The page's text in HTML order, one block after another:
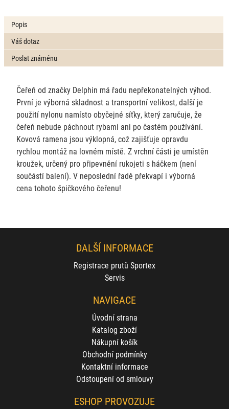
Popis
Váš dotaz
Poslat známénu
Čeřeň od značky Delphin má řadu nepřekonatelných výhod.
První je výborná skladnost a transportní velikost, další je
použití nylonu namísto obyčejné síťky, který zaručuje, že
čeřeň nebude páchnout rybami ani po častém používání.
Kovová ramena jsou výklopná, což zajišťuje opravdu
rychlou montáž na lovném místě. Z vrchní části je umístěn
kroužek, určený pro připevnění rukojeti s háčkem (není
součástí balení). V neposlední řadě překvapí i výborná
cena tohoto špičkového čeřenu!
DALŠÍ INFORMACE
Registrace prutů Sportex
Servis
NAVIGACE
Úvodní strana
Katalog zboží
Nákupní košík
Obchodní podmínky
Kontaktní informace
Odstoupení od smlouvy
ESHOP PROVOZUJE